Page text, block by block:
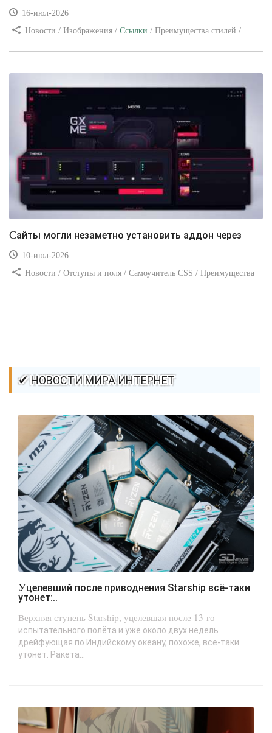
16-июл-2026
Новости / Изображения / Ссылки / Преимущества стилей /
Сайты могли незаметно установить аддон через
10-июл-2026
Новости / Отступы и поля / Самоучитель CSS / Преимущества
✔ НОВОСТИ МИРА ИНТЕРНЕТ
Уцелевший после приводнения Starship всё-таки
утонет:..
Верхняя ступень Starship, уцелевшая после 13-го
испытательного полёта и уже около двух недель
дрейфующая по Индийскому океану, похоже, всё-таки
утонет. Ракета...